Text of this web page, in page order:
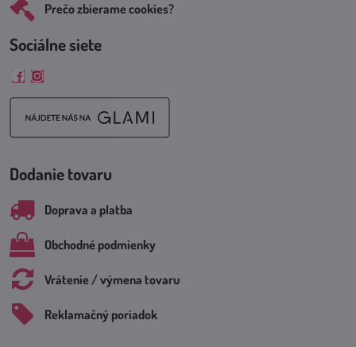
Prečo zbierame cookies?
Sociálne siete
FacebookInstagram
Dodanie tovaru
Doprava a platba
Obchodné podmienky
Vrátenie / výmena tovaru
Reklamačný poriadok